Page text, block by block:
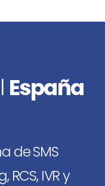
España
de SMS
IVR y